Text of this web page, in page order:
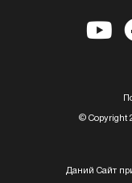
© Copyright
Даний Сайт